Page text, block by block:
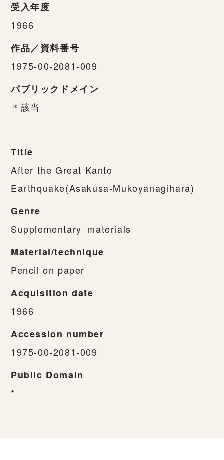
受入年度
1966
作品／資料番号
1975-00-2081-009
パブリックドメイン
＊該当
Title
After the Great Kanto
Earthquake(Asakusa-Mukoyanagihara)
Genre
Supplementary_materials
Material/technique
Pencil on paper
Acquisition date
1966
Accession number
1975-00-2081-009
Public Domain
*